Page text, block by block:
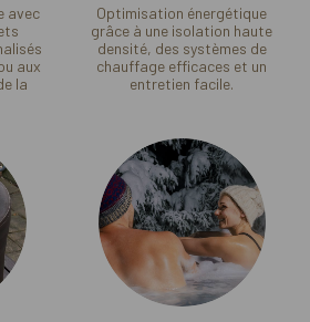
avec
aux
la
Optimisation énergétique
grâce à une isolation haute
densité, des systèmes de
chauffage efficaces et un
entretien facile.